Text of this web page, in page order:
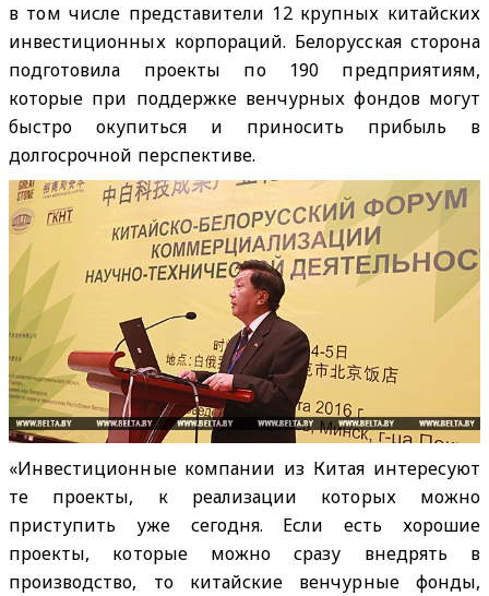
в том числе представители 12 крупных китайских
инвестиционных корпораций. Белорусская сторона
подготовила проекты по 190 предприятиям,
которые при поддержке венчурных фондов могут
быстро окупиться и приносить прибыль в
долгосрочной перспективе.
«Инвестиционные компании из Китая интересуют
те проекты, к реализации которых можно
приступить уже сегодня. Если есть хорошие
проекты, которые можно сразу внедрять в
производство, то китайские венчурные фонды,